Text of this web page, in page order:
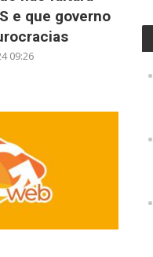
e que governo
09:26